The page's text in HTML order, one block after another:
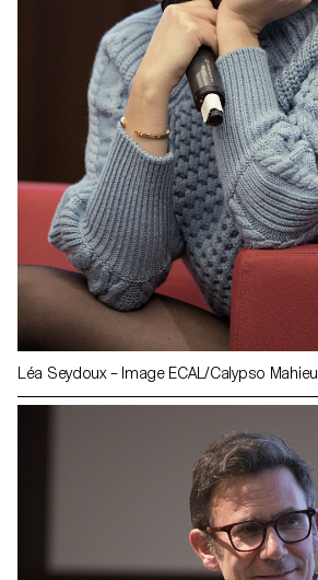
Léa Seydoux – Image ECAL/Calypso Mahieu